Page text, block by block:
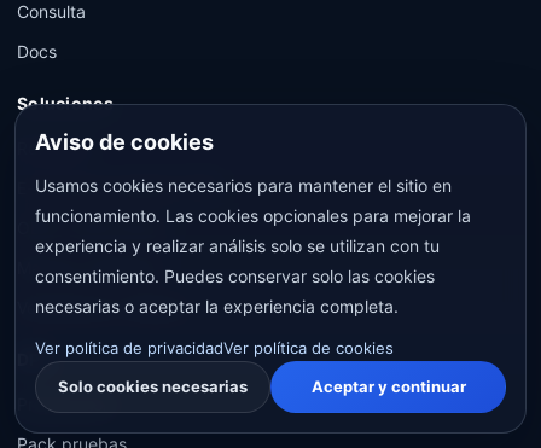
Consulta
Docs
Soluciones
Resumen
E-commerce global / DTC
OEM / Fabricantes
Marcas / Premium
Vendedores / Dealers
DPP
Preparación
Pack pruebas
Aviso de cookies
Usamos cookies necesarios para mantener el sitio en
funcionamiento. Las cookies opcionales para mejorar la
experiencia y realizar análisis solo se utilizan con tu
consentimiento. Puedes conservar solo las cookies
necesarias o aceptar la experiencia completa.
Ver política de privacidadVer política de cookies
Solo cookies necesarias
Aceptar y continuar